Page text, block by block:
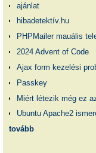
ajánlat
hibadetektív.hu
PHPMailer mauális
2024 Advent of Code
Ajax form kezelési
Passkey
Miért létezik még ez
Ubuntu Apache2
tovább